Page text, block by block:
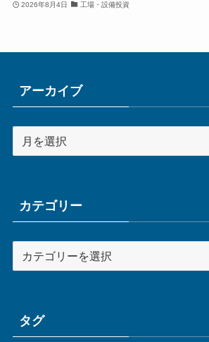
2026年8月4日 工場・設備投資
アーカイブ
ー
ブカテゴリー
テ
ータグ